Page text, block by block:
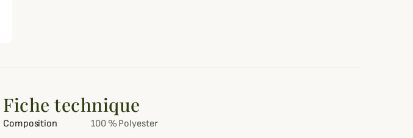
Fiche technique
Composition 100 % Polyester